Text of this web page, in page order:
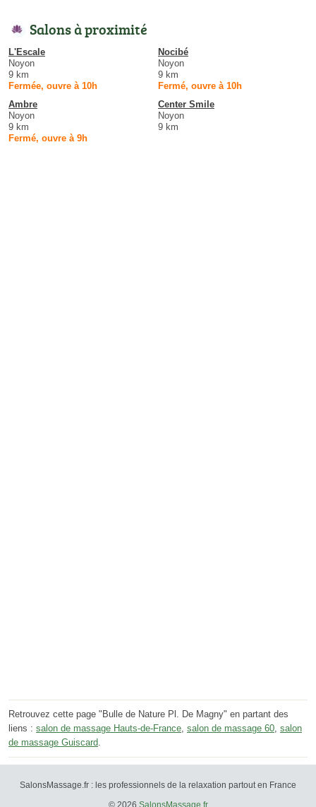
Salons à proximité
L'Escale
Noyon
9 km
Fermée, ouvre à 10h
Nocibé
Noyon
9 km
Fermé, ouvre à 10h
Ambre
Noyon
9 km
Fermé, ouvre à 9h
Center Smile
Noyon
9 km
Retrouvez cette page "Bulle de Nature Pl. De Magny" en partant des
liens : salon de massage Hauts-de-France, salon de massage 60, salon
de massage Guiscard.
SalonsMassage.fr : les professionnels de la relaxation partout en France